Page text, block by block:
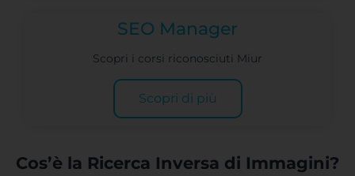
SEO Manager
Scopri i corsi riconosciuti Miur
Scopri di più
Cos’è la Ricerca Inversa di Immagini?